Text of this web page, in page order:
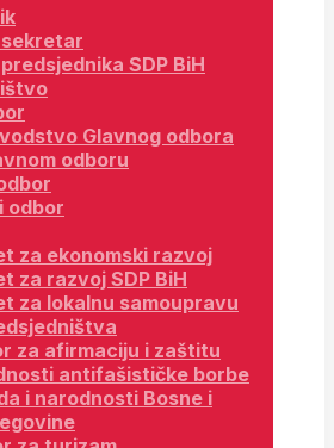
SDP BiH
Glavnog odbora
odboru
odbor
za ekonomski razvoj
za razvoj SDP BiH
za lokalnu samoupravu
za afirmaciju i zaštitu
antifašističke borbe
i narodnosti Bosne i